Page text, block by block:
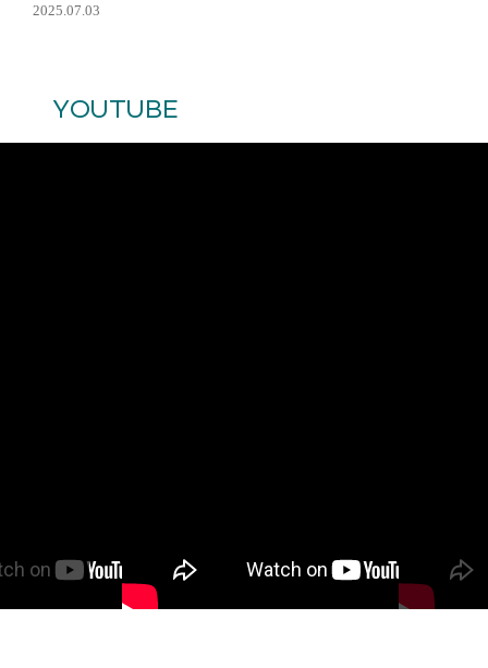
다
2025.07.03
YOUTUBE